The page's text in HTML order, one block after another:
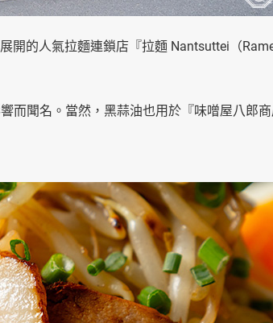
開的人氣拉麵連鎖店『拉麵 Nantsuttei（
而聞名。當然，黑蒜油也用於『味噌屋八郎